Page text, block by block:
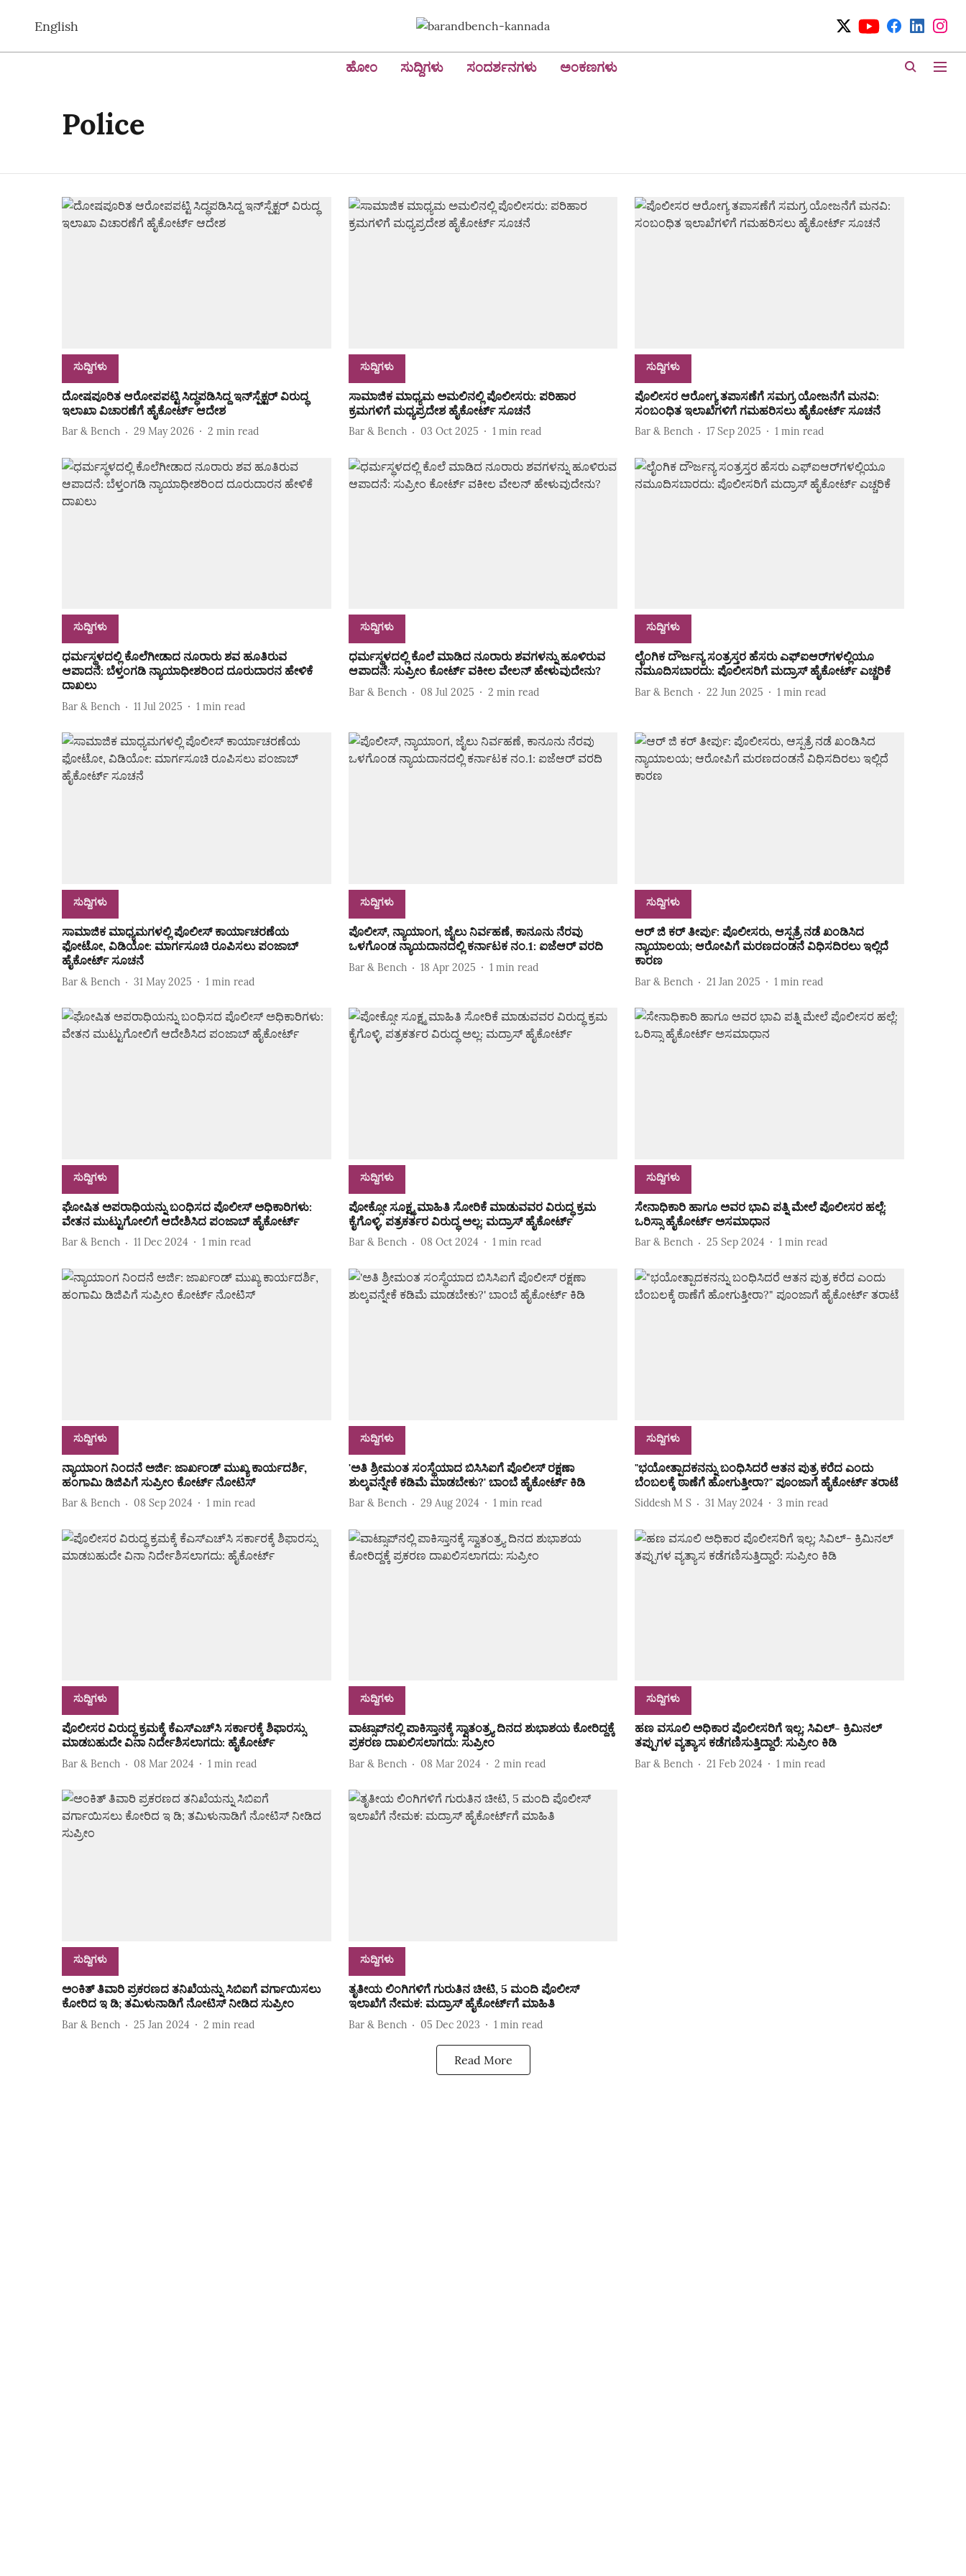
English
ಹೋಂ ಸುದ್ದಿಗಳು ಸಂದರ್ಶನಗಳು ಅಂಕಣಗಳು
Police
ಸುದ್ದಿಗಳು
ದೋಷಪೂರಿತ ಆರೋಪಪಟ್ಟಿ ಸಿದ್ಧಪಡಿಸಿದ್ದ ಇನ್‌ಸ್ಪೆಕ್ಟರ್ ವಿರುದ್ಧ
ಇಲಾಖಾ ವಿಚಾರಣೆಗೆ ಹೈಕೋರ್ಟ್ ಆದೇಶ
Bar & Bench 29 May 2026 2 min read
ಸುದ್ದಿಗಳು
ಸಾಮಾಜಿಕ ಮಾಧ್ಯಮ ಅಮಲಿನಲ್ಲಿ ಪೊಲೀಸರು: ಪರಿಹಾರ
ಕ್ರಮಗಳಿಗೆ ಮಧ್ಯಪ್ರದೇಶ ಹೈಕೋರ್ಟ್ ಸೂಚನೆ
Bar & Bench 03 Oct 2025 1 min read
ಸುದ್ದಿಗಳು
ಪೊಲೀಸರ ಆರೋಗ್ಯ ತಪಾಸಣೆಗೆ ಸಮಗ್ರ ಯೋಜನೆಗೆ ಮನವಿ:
ಸಂಬಂಧಿತ ಇಲಾಖೆಗಳಿಗೆ ಗಮಹರಿಸಲು ಹೈಕೋರ್ಟ್‌ ಸೂಚನೆ
Bar & Bench 17 Sep 2025 1 min read
ಸುದ್ದಿಗಳು
ಧರ್ಮಸ್ಥಳದಲ್ಲಿ ಕೊಲೆಗೀಡಾದ ನೂರಾರು ಶವ ಹೂತಿರುವ
ಆಪಾದನೆ: ಬೆಳ್ತಂಗಡಿ ನ್ಯಾಯಾಧೀಶರಿಂದ ದೂರುದಾರನ ಹೇಳಿಕೆ
ದಾಖಲು
Bar & Bench 11 Jul 2025 1 min read
ಸುದ್ದಿಗಳು
ಧರ್ಮಸ್ಥಳದಲ್ಲಿ ಕೊಲೆ ಮಾಡಿದ ನೂರಾರು ಶವಗಳನ್ನು ಹೂಳಿರುವ
ಆಪಾದನೆ: ಸುಪ್ರೀಂ ಕೋರ್ಟ್‌ ವಕೀಲ ವೇಲನ್‌ ಹೇಳುವುದೇನು?
Bar & Bench 08 Jul 2025 2 min read
ಸುದ್ದಿಗಳು
ಲೈಂಗಿಕ ದೌರ್ಜನ್ಯ ಸಂತ್ರಸ್ತರ ಹೆಸರು ಎಫ್ಐಆರ್‌ಗಳಲ್ಲಿಯೂ
ನಮೂದಿಸಬಾರದು: ಪೊಲೀಸರಿಗೆ ಮದ್ರಾಸ್ ಹೈಕೋರ್ಟ್ ಎಚ್ಚರಿಕೆ
Bar & Bench 22 Jun 2025 1 min read
ಸುದ್ದಿಗಳು
ಸಾಮಾಜಿಕ ಮಾಧ್ಯಮಗಳಲ್ಲಿ ಪೊಲೀಸ್ ಕಾರ್ಯಾಚರಣೆಯ
ಫೋಟೋ, ವಿಡಿಯೋ: ಮಾರ್ಗಸೂಚಿ ರೂಪಿಸಲು ಪಂಜಾಬ್
ಹೈಕೋರ್ಟ್ ಸೂಚನೆ
Bar & Bench 31 May 2025 1 min read
ಸುದ್ದಿಗಳು
ಪೊಲೀಸ್‌, ನ್ಯಾಯಾಂಗ, ಜೈಲು ನಿರ್ವಹಣೆ, ಕಾನೂನು ನೆರವು
ಒಳಗೊಂಡ ನ್ಯಾಯದಾನದಲ್ಲಿ ಕರ್ನಾಟಕ ನಂ.1: ಐಜೆಆರ್‌ ವರದಿ
Bar & Bench 18 Apr 2025 1 min read
ಸುದ್ದಿಗಳು
ಆರ್‌ ಜಿ ಕರ್ ತೀರ್ಪು: ಪೊಲೀಸರು, ಆಸ್ಪತ್ರೆ ನಡೆ ಖಂಡಿಸಿದ
ನ್ಯಾಯಾಲಯ; ಆರೋಪಿಗೆ ಮರಣದಂಡನೆ ವಿಧಿಸದಿರಲು ಇಲ್ಲಿದೆ
ಕಾರಣ
Bar & Bench 21 Jan 2025 1 min read
ಸುದ್ದಿಗಳು
ಘೋಷಿತ ಅಪರಾಧಿಯನ್ನು ಬಂಧಿಸದ ಪೊಲೀಸ್ ಅಧಿಕಾರಿಗಳು:
ವೇತನ ಮುಟ್ಟುಗೋಲಿಗೆ ಆದೇಶಿಸಿದ ಪಂಜಾಬ್ ಹೈಕೋರ್ಟ್
Bar & Bench 11 Dec 2024 1 min read
ಸುದ್ದಿಗಳು
ಪೋಕ್ಸೋ ಸೂಕ್ಷ್ಮ ಮಾಹಿತಿ ಸೋರಿಕೆ ಮಾಡುವವರ ವಿರುದ್ಧ ಕ್ರಮ
ಕೈಗೊಳ್ಳಿ, ಪತ್ರಕರ್ತರ ವಿರುದ್ಧ ಅಲ್ಲ: ಮದ್ರಾಸ್ ಹೈಕೋರ್ಟ್
Bar & Bench 08 Oct 2024 1 min read
ಸುದ್ದಿಗಳು
ಸೇನಾಧಿಕಾರಿ ಹಾಗೂ ಅವರ ಭಾವಿ ಪತ್ನಿ ಮೇಲೆ ಪೊಲೀಸರ ಹಲ್ಲೆ:
ಒರಿಸ್ಸಾ ಹೈಕೋರ್ಟ್ ಅಸಮಾಧಾನ
Bar & Bench 25 Sep 2024 1 min read
ಸುದ್ದಿಗಳು
ನ್ಯಾಯಾಂಗ ನಿಂದನೆ ಅರ್ಜಿ: ಜಾರ್ಖಂಡ್ ಮುಖ್ಯ ಕಾರ್ಯದರ್ಶಿ,
ಹಂಗಾಮಿ ಡಿಜಿಪಿಗೆ ಸುಪ್ರೀಂ ಕೋರ್ಟ್ ನೋಟಿಸ್
Bar & Bench 08 Sep 2024 1 min read
ಸುದ್ದಿಗಳು
'ಅತಿ ಶ್ರೀಮಂತ ಸಂಸ್ಥೆಯಾದ ಬಿಸಿಸಿಐಗೆ ಪೊಲೀಸ್ ರಕ್ಷಣಾ
ಶುಲ್ಕವನ್ನೇಕೆ ಕಡಿಮೆ ಮಾಡಬೇಕು?' ಬಾಂಬೆ ಹೈಕೋರ್ಟ್ ಕಿಡಿ
Bar & Bench 29 Aug 2024 1 min read
ಸುದ್ದಿಗಳು
"ಭಯೋತ್ಪಾದಕನನ್ನು ಬಂಧಿಸಿದರೆ ಆತನ ಪುತ್ರ ಕರೆದ ಎಂದು
ಬೆಂಬಲಕ್ಕೆ ಠಾಣೆಗೆ ಹೋಗುತ್ತೀರಾ?" ಪೂಂಜಾಗೆ ಹೈಕೋರ್ಟ್‌ ತರಾಟೆ
Siddesh M S 31 May 2024 3 min read
ಸುದ್ದಿಗಳು
ಪೊಲೀಸರ ವಿರುದ್ಧ ಕ್ರಮಕ್ಕೆ ಕೆಎಸ್‌ಎಚ್‌ಸಿ ಸರ್ಕಾರಕ್ಕೆ ಶಿಫಾರಸ್ಸು
ಮಾಡಬಹುದೇ ವಿನಾ ನಿರ್ದೇಶಿಸಲಾಗದು: ಹೈಕೋರ್ಟ್‌
Bar & Bench 08 Mar 2024 1 min read
ಸುದ್ದಿಗಳು
ವಾಟ್ಸಾಪ್‌ನಲ್ಲಿ ಪಾಕಿಸ್ತಾನಕ್ಕೆ ಸ್ವಾತಂತ್ರ್ಯ ದಿನದ ಶುಭಾಶಯ ಕೋರಿದ್ದಕ್ಕೆ
ಪ್ರಕರಣ ದಾಖಲಿಸಲಾಗದು: ಸುಪ್ರೀಂ
Bar & Bench 08 Mar 2024 2 min read
ಸುದ್ದಿಗಳು
ಹಣ ವಸೂಲಿ ಅಧಿಕಾರ ಪೊಲೀಸರಿಗೆ ಇಲ್ಲ; ಸಿವಿಲ್- ಕ್ರಿಮಿನಲ್
ತಪ್ಪುಗಳ ವ್ಯತ್ಯಾಸ ಕಡೆಗಣಿಸುತ್ತಿದ್ದಾರೆ: ಸುಪ್ರೀಂ ಕಿಡಿ
Bar & Bench 21 Feb 2024 1 min read
ಸುದ್ದಿಗಳು
ಅಂಕಿತ್ ತಿವಾರಿ ಪ್ರಕರಣದ ತನಿಖೆಯನ್ನು ಸಿಬಿಐಗೆ ವರ್ಗಾಯಿಸಲು
ಕೋರಿದ ಇ ಡಿ; ತಮಿಳುನಾಡಿಗೆ ನೋಟಿಸ್ ನೀಡಿದ ಸುಪ್ರೀಂ
Bar & Bench 25 Jan 2024 2 min read
ಸುದ್ದಿಗಳು
ತೃತೀಯ ಲಿಂಗಿಗಳಿಗೆ ಗುರುತಿನ ಚೀಟಿ, 5 ಮಂದಿ ಪೊಲೀಸ್‌
ಇಲಾಖೆಗೆ ನೇಮಕ: ಮದ್ರಾಸ್ ಹೈಕೋರ್ಟ್‌ಗೆ ಮಾಹಿತಿ
Bar & Bench 05 Dec 2023 1 min read
Read More